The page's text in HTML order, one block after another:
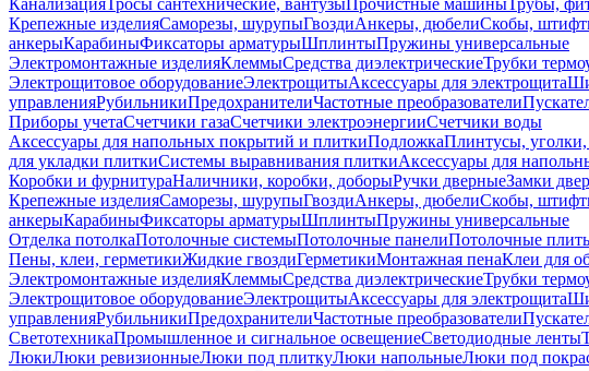
КанализацияТросы сантехнические, вантузыПрочистные машиныТрубы,
Крепежные изделияСаморезы, шурупыГвоздиАнкеры, дюбелиСкобы,
анкерыКарабиныФиксаторы арматурыШплинтыПружины универсальные
Электромонтажные изделияКлеммыСредства диэлектрическиеТрубки
Электрощитовое оборудованиеЭлектрощитыАксессуары для электрощита
управленияРубильникиПредохранителиЧастотные преобразователи
Приборы учетаСчетчики газаСчетчики электроэнергииСчетчики воды
Аксессуары для напольных покрытий и плиткиПодложкаПлинтусы,
для укладки плиткиСистемы выравнивания плиткиАксессуары для
Коробки и фурнитураНаличники, коробки, доборыРучки дверныеЗамки
Крепежные изделияСаморезы, шурупыГвоздиАнкеры, дюбелиСкобы,
анкерыКарабиныФиксаторы арматурыШплинтыПружины универсальные
Отделка потолкаПотолочные системыПотолочные панелиПотолочные
Пены, клеи, герметикиЖидкие гвоздиГерметикиМонтажная пенаКлеи для
Электромонтажные изделияКлеммыСредства диэлектрическиеТрубки
Электрощитовое оборудованиеЭлектрощитыАксессуары для электрощита
управленияРубильникиПредохранителиЧастотные преобразователи
СветотехникаПромышленное и сигнальное освещениеСветодиодные ленты
ЛюкиЛюки ревизионныеЛюки под плиткуЛюки напольныеЛюки под